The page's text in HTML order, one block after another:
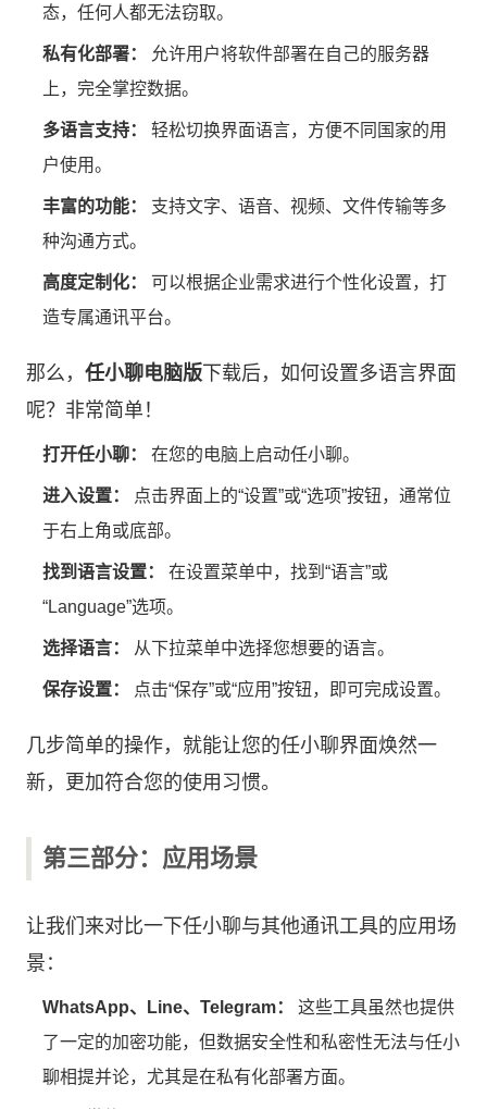
态，任何人都无法窃取。
私有化部署：
允许用户将软件部署在自己的服务器
上，完全掌控数据。
多语言支持：
轻松切换界面语言，方便不同国家的用
户使用。
丰富的功能：
支持文字、语音、视频、文件传输等多
种沟通方式。
高度定制化：
可以根据企业需求进行个性化设置，打
造专属通讯平台。
那么， 任小聊电脑版 下载后，如何设置多语言界面
呢？非常简单！
打开任小聊： 在您的电脑上启动任小聊。
进入设置：
点击界面上的“设置”或“选项”按钮，通常位
于右上角或底部。
找到语言设置：
在设置菜单中，找到“语言”或
“Language”选项。
选择语言： 从下拉菜单中选择您想要的语言。
保存设置： 点击“保存”或“应用”按钮，即可完成设置。
几步简单的操作，就能让您的任小聊界面焕然一
新，更加符合您的使用习惯。
第三部分：应用场景
让我们来对比一下任小聊与其他通讯工具的应用场
景：
WhatsApp、Line、Telegram：
这些工具虽然也提供
了一定的加密功能，但数据安全性和私密性无法与任小
聊相提并论，尤其是在私有化部署方面。